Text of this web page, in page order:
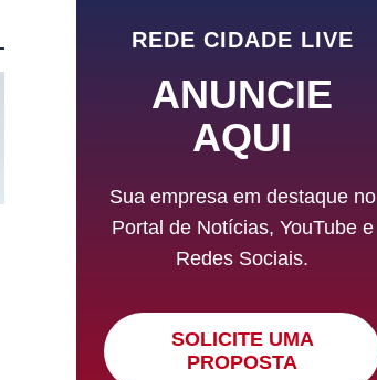
REDE CIDADE LIVE
ANUNCIE
AQUI
Sua empresa em destaque no
Portal de Notícias, YouTube e
Redes Sociais.
SOLICITE UMA
PROPOSTA